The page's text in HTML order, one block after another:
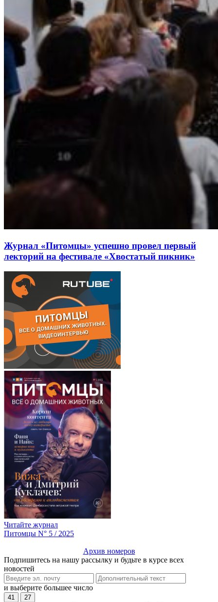
Журнал «Питомцы» успешно провел первый
лекторий на фестивале «Хвостатый пикник»
Читайте журнал
Питомцы N° 5 / 2025
Архив номеров
Подпишитесь на нашу рассылку и будьте в курсе всех
новостей
и выберите большее число
41 27